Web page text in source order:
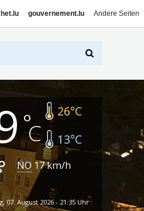
gouvernement.lu Andere Seiten
26°C
13°C
NO 17km/h
07. August 2026 - 21:35 Uhr